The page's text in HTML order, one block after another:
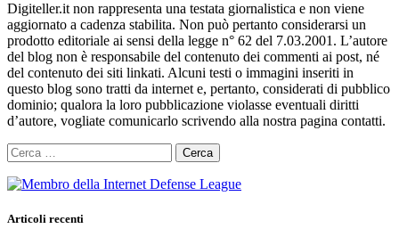
Digiteller.it non rappresenta una testata giornalistica e non viene
aggiornato a cadenza stabilita. Non può pertanto considerarsi un
prodotto editoriale ai sensi della legge n° 62 del 7.03.2001. L’autore
del blog non è responsabile del contenuto dei commenti ai post, né
del contenuto dei siti linkati. Alcuni testi o immagini inseriti in
questo blog sono tratti da internet e, pertanto, considerati di pubblico
dominio; qualora la loro pubblicazione violasse eventuali diritti
d’autore, vogliate comunicarlo scrivendo alla nostra pagina contatti.
Ricerca
per:
Articoli recenti